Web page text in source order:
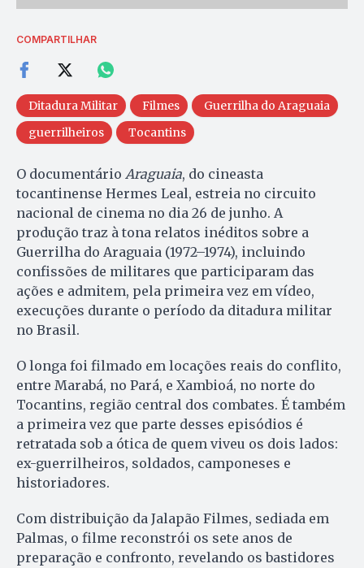
COMPARTILHAR
Ditadura Militar Filmes
Guerrilha do Araguaia
guerrilheiros
Tocantins
O documentário Araguaia, do cineasta
tocantinense Hermes Leal, estreia no circuito
nacional de cinema no dia 26 de junho. A
produção traz à tona relatos inéditos sobre a
Guerrilha do Araguaia (1972–1974), incluindo
confissões de militares que participaram das
ações e admitem, pela primeira vez em vídeo,
execuções durante o período da ditadura militar
no Brasil.
O longa foi filmado em locações reais do conflito,
entre Marabá, no Pará, e Xambioá, no norte do
Tocantins, região central dos combates. É também
a primeira vez que parte desses episódios é
retratada sob a ótica de quem viveu os dois lados:
ex-guerrilheiros, soldados, camponeses e
historiadores.
Com distribuição da Jalapão Filmes, sediada em
Palmas, o filme reconstrói os sete anos de
preparação e confronto, revelando os bastidores